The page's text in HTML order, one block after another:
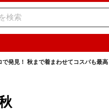
発見！ 秋まで着まわせてコスパも最高